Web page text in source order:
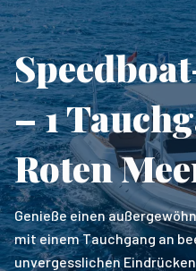
– 1
Roten
Genieße einen
mit einem Tauchgang an
unvergesslichen